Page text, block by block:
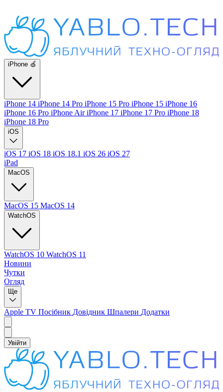
iPhone 🍏
iPhone 14 iPhone 14 Pro iPhone 15 Pro iPhone 15 iPhone 16
iPhone 16 Pro iPhone AiriPhone 17 iPhone 17 Pro iPhone 18
iPhone 18 Pro
iOS
iOS 17 iOS 18 iOS 18.1 iOS 26 iOS 27
iPad
MacOS
MacOS 15 MacOS 14
WatchOS
WatchOS 10 WatchOS 11
Новини
Чутки
Огляд
Ще
Apple TV Посібник Довідник Шпалери Додатки
Увійти